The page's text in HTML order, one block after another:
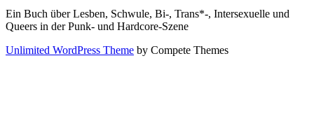
Ein Buch über Lesben, Schwule, Bi-, Trans*-, Intersexuelle und
Queers in der Punk- und Hardcore-Szene
Unlimited WordPress Theme by Compete Themes